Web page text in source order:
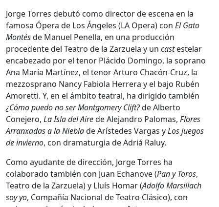
Jorge Torres debutó como director de escena en la
famosa Ópera de Los Ángeles (LA Opera) con El Gato
Montésde Manuel Penella, en una producción
procedente del Teatro de la Zarzuela y un castestelar
encabezado por el tenor Plácido Domingo, la soprano
Ana María Martínez, el tenor Arturo Chacón-Cruz, la
mezzosprano Nancy Fabiola Herrera y el bajo Rubén
Amoretti. Y, en el ámbito teatral, ha dirigido también
¿Cómo puedo no ser Montgomery Clift?de Alberto
Conejero, La Isladel Airede Alejandro Palomas, Flores
Arranxadas a la Nieblade Arístedes Vargas yLos juegos
de invierno, con dramaturgia de Adriá Raluy.
Como ayudante de dirección, Jorge Torres ha
colaborado también con Juan Echanove (Pan y Toros,
Teatro de la Zarzuela) y Lluís Homar (Adolfo Marsillach
soy yo, Compañía Nacional de Teatro Clásico), con